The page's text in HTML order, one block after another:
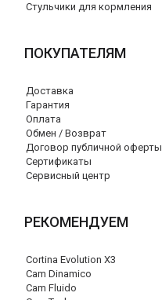
Стульчики для кормления
ПОКУПАТЕЛЯМ
Доставка
Гарантия
Оплата
Обмен / Возврат
Договор публичной оферты
Сертификаты
Сервисный центр
РЕКОМЕНДУЕМ
Cortina Evolution X3
Cam Dinamico
Cam Fluido